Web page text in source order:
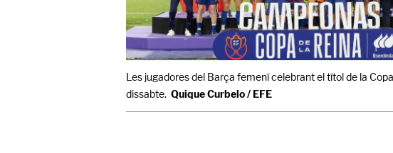
Les jugadores del Barça femení celebrant el títol de la
dissabte. Quique Curbelo / EFE